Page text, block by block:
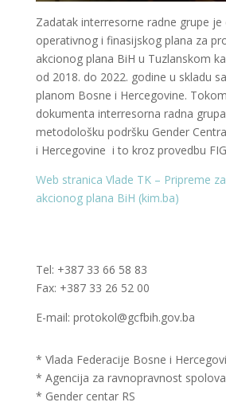
Zadatak interresorne radne grupe
operativnog i finasijskog plana za
akcionog plana BiH u Tuzlanskom
od 2018. do 2022. godine u skladu
planom Bosne i Hercegovine.
dokumenta interresorna radna
metodološku podršku Gender
i Hercegovine i to kroz provedbu
Web stranica Vlade TK – Pripreme
akcionog plana BiH (kim.ba)
Tel: +387 33 66 58 83
Fax: +387 33 26 52 00
E-mail: protokol@gcfbih.gov.ba
* Vlada Federacije Bosne i
* Agencija za ravnopravnost
* Gender centar RS